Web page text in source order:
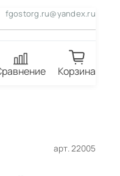
fgostorg.ru@yandex.ru
Корзина
арт.22005